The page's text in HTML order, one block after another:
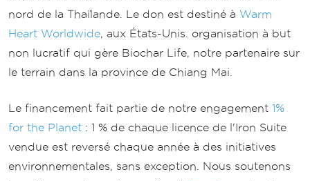
nord de la Thaïlande. Le don est destiné à Warm
Heart Worldwide, aux États-Unis. organisation à but
non lucratif qui gère Biochar Life, notre partenaire sur
le terrain dans la province de Chiang Mai.
Le financement fait partie de notre engagement 1%
for the Planet : 1 % de chaque licence de l'Iron Suite
vendue est reversé chaque année à des initiatives
environnementales, sans exception. Nous soutenons